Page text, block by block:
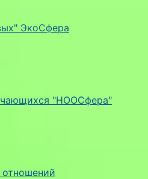
ЭкоСфера
"НООСфера"
отношений